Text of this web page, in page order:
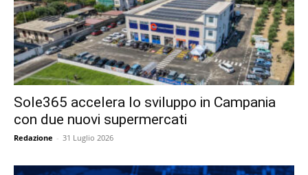
Sole365 accelera lo sviluppo in Campania
con due nuovi supermercati
Redazione - 31 Luglio 2026